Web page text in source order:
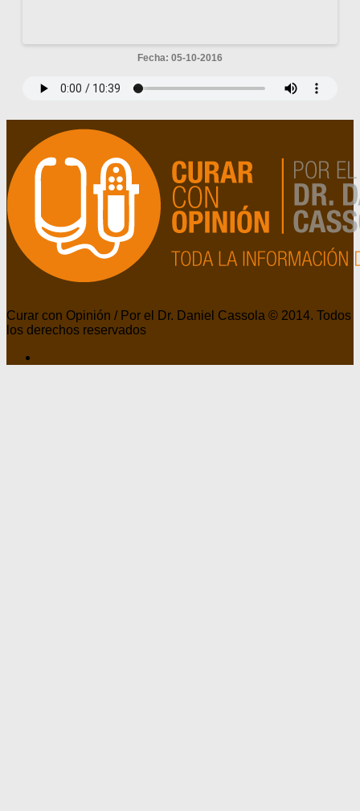
Fecha: 05-10-2016
Curar con Opinión / Por el Dr. Daniel Cassola © 2014. Todos
los derechos reservados